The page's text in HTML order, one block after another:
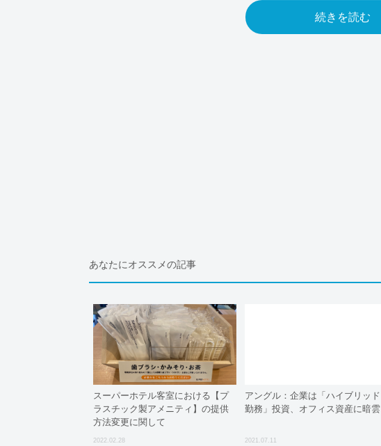
続きを読む
あなたにオススメの記事
スーパーホテル客室における【プ
ラスチック製アメニティ】の提供
方法変更に関して
2022.02.28
アングル：企業は「ハイブリッド
勤務」投資、オフィス資産に暗雲
2021.07.11